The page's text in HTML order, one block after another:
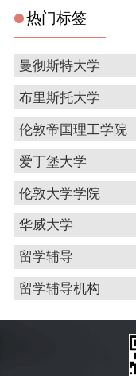
热门标签
曼彻斯特大学
布里斯托大学
伦敦帝国理工学院
爱丁堡大学
伦敦大学学院
华威大学
留学辅导
留学辅导机构